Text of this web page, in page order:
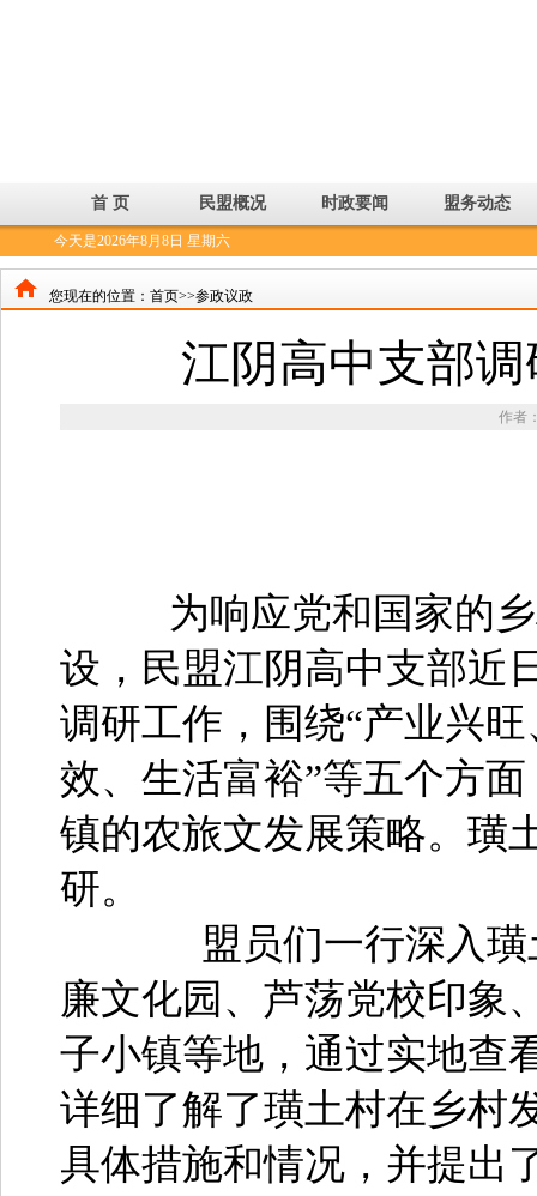
首 页 民盟概况 时政要闻 盟务动态
今天是2026年8月8日 星期六
您现在的位置： 首页>>参政议政
江阴高中支部
作者
为响应党和国家的乡
设，民盟江阴高中支部近
调研工作，围绕“产业兴
效、生活富裕”等五个方
镇的农旅文发展策略。璜
研。
盟员们一行深入璜土
廉文化园、芦荡党校印象
子小镇等地，通过实地查
详细了解了璜土村在乡村
具体措施和情况，并提出